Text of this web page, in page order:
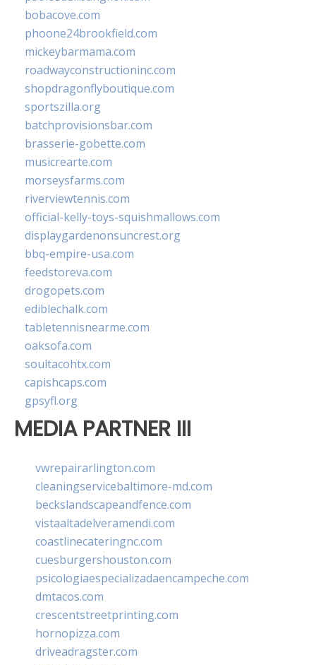
bobacove.com
phoone24brookfield.com
mickeybarmama.com
roadwayconstructioninc.com
shopdragonflyboutique.com
sportszilla.org
batchprovisionsbar.com
brasserie-gobette.com
musicrearte.com
morseysfarms.com
riverviewtennis.com
official-kelly-toys-squishmallows.com
displaygardenonsuncrest.org
bbq-empire-usa.com
feedstoreva.com
drogopets.com
ediblechalk.com
tabletennisnearme.com
oaksofa.com
soultacohtx.com
capishcaps.com
gpsyfl.org
MEDIA PARTNER III
vwrepairarlington.com
cleaningservicebaltimore-md.com
beckslandscapeandfence.com
vistaaltadelveramendi.com
coastlinecateringnc.com
cuesburgershouston.com
psicologiaespecializadaencampeche.com
dmtacos.com
crescentstreetprinting.com
hornopizza.com
driveadragster.com